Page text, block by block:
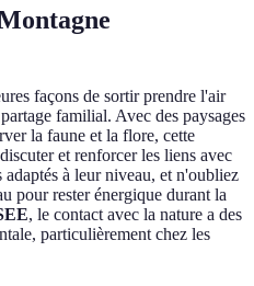
façons de sortir prendre l'air
familial. Avec des paysages
la faune et la flore, cette
et renforcer les liens avec
à leur niveau, et n'oubliez
pour rester énergique durant la
, le contact avec la nature a des
particulièrement chez les